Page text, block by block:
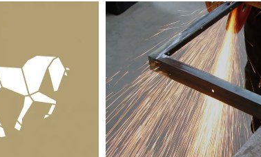
LOGICIELS MÉTIERS
Code intérieur